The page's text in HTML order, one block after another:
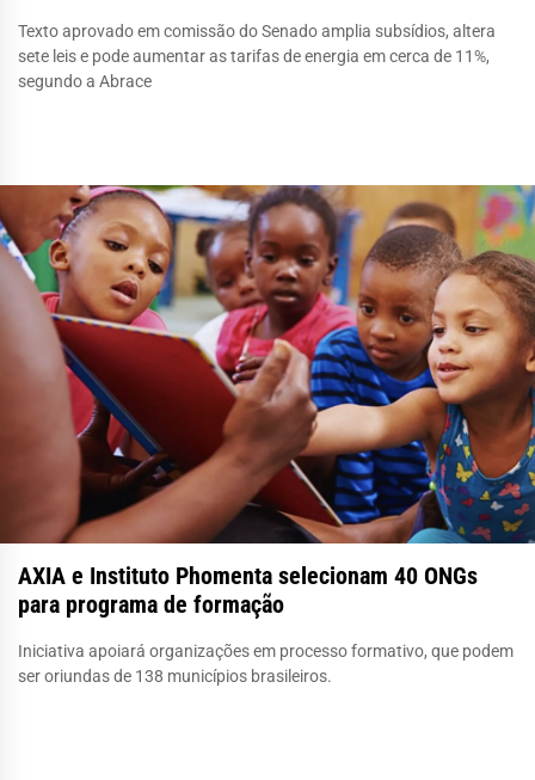
Texto aprovado em comissão do Senado amplia subsídios, altera
sete leis e pode aumentar as tarifas de energia em cerca de 11%,
segundo a Abrace
AXIA e Instituto Phomenta selecionam 40 ONGs
para programa de formação
Iniciativa apoiará organizações em processo formativo, que podem
ser oriundas de 138 municípios brasileiros.